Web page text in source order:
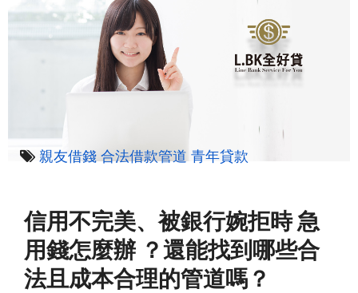
親友借錢 合法借款管道 青年貸款
信用不完美、被銀行婉拒時 急
用錢怎麼辦 ？還能找到哪些合
法且成本合理的管道嗎？